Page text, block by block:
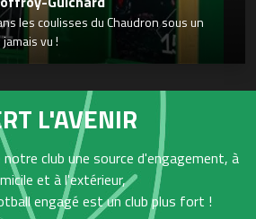
les coulisses du Chaudron sous un
vu !
L'AVENIR
club une source d'engagement, à
et à l'extérieur,
engagé est un club plus fort !